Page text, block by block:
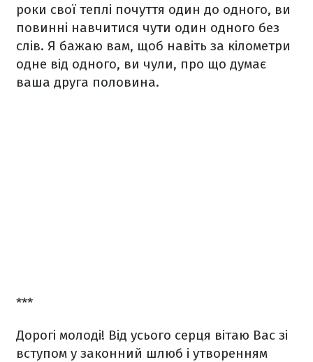
роки свої теплі почуття один до одного, ви
повинні навчитися чути один одного без
слів. Я бажаю вам, щоб навіть за кілометри
одне від одного, ви чули, про що думає
ваша друга половина.
***
Дорогі молоді! Від усього серця вітаю Вас зі
вступом у законний шлюб і утворенням